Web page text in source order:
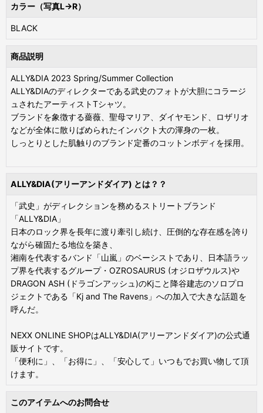
カラー（写真L→R）
BLACK
商品説明
ALLY&DIA 2023 Spring/Summer Collection
ALLY&DIAのディレクターである武史のフォトが大胆にコラージ
ュされたアーティストTシャツ。
ブランドを象徴する薔薇、聖母マリア、ダイヤモンド、ロザリオ
などが全体に散りばめられたインパクト大の渾身の一枚。
しっとりとした肌触りのブランド定番のコットンボディを採用。
ALLY&DIA(アリーアンドダイア) とは？？
「武史」がディレクションを務めるストリートブランド
「ALLY&DIA」
日本のロック界を長年に渡り牽引し続け、圧倒的な存在感を誇り
ながら確固たる地位を築き、
湘南を代表するバンド「山嵐」のベーシストであり、日本語ラッ
プ界を代表するグループ・OZROSAURUS (オジロザウルス)や
DRAGON ASH (ドラゴンアッシュ)のKjこと降谷建志のソロプロ
ジェクトである「Kj and The Ravens」への加入で大きな話題を
呼んだ。
NEXX ONLINE SHOPはALLY&DIA(アリーアンドダイア)の公式通
販サイトです。
「便利に」、「お得に」、「安心して」いつもでお買い物して頂
けます。
このアイテムへのお問合せ